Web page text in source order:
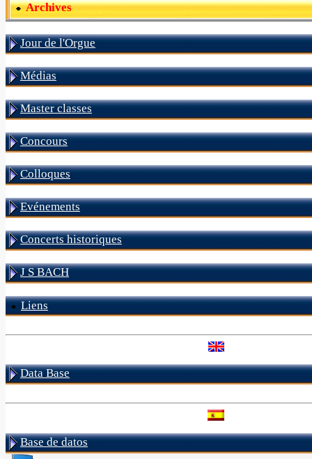
Archives
Jour de l'Orgue
Médias
Master classes
Concours
Colloques
Evénements
Concerts historiques
J S BACH
Liens
Data Base
Base de datos